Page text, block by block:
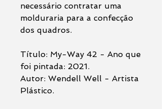
necessário contratar uma
molduraria para a confecção
dos quadros.
Título: My-Way 42 - Ano que
foi pintada: 2021.
Autor: Wendell Well - Artista
Plástico.